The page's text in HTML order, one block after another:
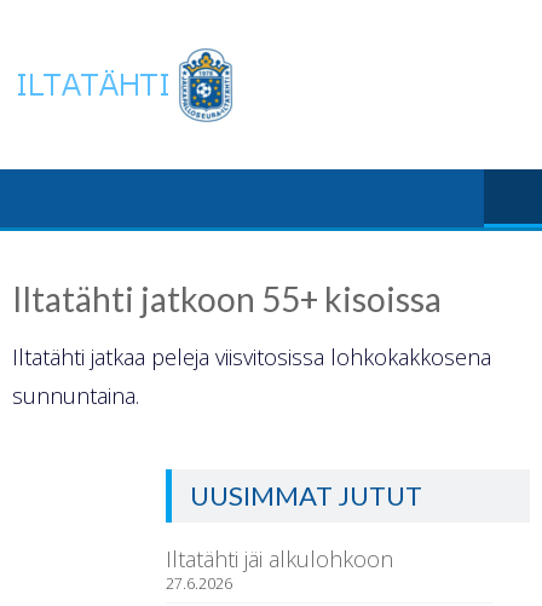
content
Iltatähti jatkoon 55+ kisoissa
Iltatähti jatkaa peleja viisvitosissa lohkokakkosena
sunnuntaina.
UUSIMMAT JUTUT
Iltatähti jäi alkulohkoon
27.6.2026